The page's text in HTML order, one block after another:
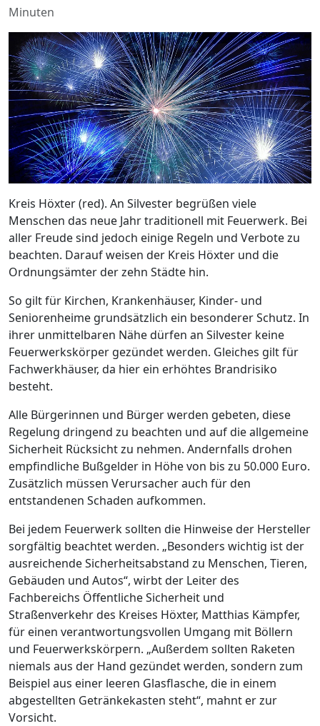
Minuten
Kreis Höxter (red). An Silvester begrüßen viele
Menschen das neue Jahr traditionell mit Feuerwerk. Bei
aller Freude sind jedoch einige Regeln und Verbote zu
beachten. Darauf weisen der Kreis Höxter und die
Ordnungsämter der zehn Städte hin.
So gilt für Kirchen, Krankenhäuser, Kinder- und
Seniorenheime grundsätzlich ein besonderer Schutz. In
ihrer unmittelbaren Nähe dürfen an Silvester keine
Feuerwerkskörper gezündet werden. Gleiches gilt für
Fachwerkhäuser, da hier ein erhöhtes Brandrisiko
besteht.
Alle Bürgerinnen und Bürger werden gebeten, diese
Regelung dringend zu beachten und auf die allgemeine
Sicherheit Rücksicht zu nehmen. Andernfalls drohen
empfindliche Bußgelder in Höhe von bis zu 50.000 Euro.
Zusätzlich müssen Verursacher auch für den
entstandenen Schaden aufkommen.
Bei jedem Feuerwerk sollten die Hinweise der Hersteller
sorgfältig beachtet werden. „Besonders wichtig ist der
ausreichende Sicherheitsabstand zu Menschen, Tieren,
Gebäuden und Autos“, wirbt der Leiter des
Fachbereichs Öffentliche Sicherheit und
Straßenverkehr des Kreises Höxter, Matthias Kämpfer,
für einen verantwortungsvollen Umgang mit Böllern
und Feuerwerkskörpern. „Außerdem sollten Raketen
niemals aus der Hand gezündet werden, sondern zum
Beispiel aus einer leeren Glasflasche, die in einem
abgestellten Getränkekasten steht“, mahnt er zur
Vorsicht.